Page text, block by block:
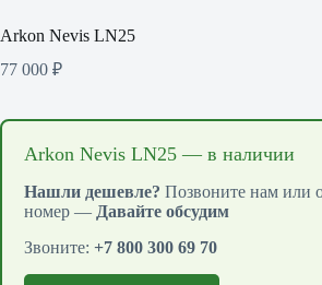
Arkon Nevis LN25
77 000 ₽
Arkon Nevis LN25 — в наличии
Нашли дешевле? Позвоните нам или
номер — Давайте обсудим
Звоните: +7 800 300 69 70